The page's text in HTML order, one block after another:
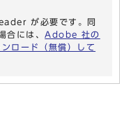
が必要です。同
合には、 Adobe 社の
ロード（無償）して